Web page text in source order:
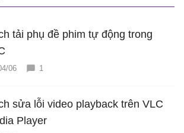
tải phụ đề phim tự động trong
06 1
sửa lỗi video playback trên VLC
Player